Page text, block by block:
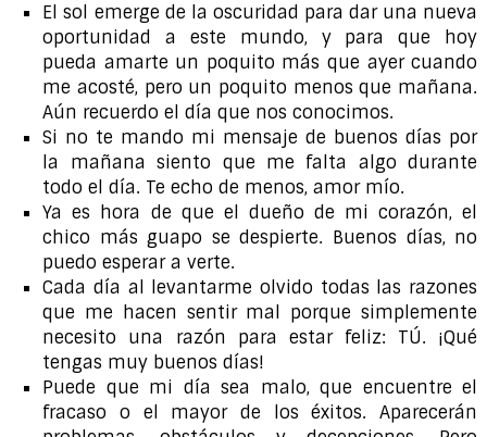
El sol emerge de la oscuridad para dar una nueva
oportunidad a este mundo, y para que hoy
pueda amarte un poquito más que ayer cuando
me acosté, pero un poquito menos que mañana.
Aún recuerdo el día que nos conocimos.
Si no te mando mi mensaje de buenos días por
la mañana siento que me falta algo durante
todo el día. Te echo de menos, amor mío.
Ya es hora de que el dueño de mi corazón, el
chico más guapo se despierte. Buenos días, no
puedo esperar a verte.
Cada día al levantarme olvido todas las razones
que me hacen sentir mal porque simplemente
necesito una razón para estar feliz: TÚ. ¡Qué
tengas muy buenos días!
Puede que mi día sea malo, que encuentre el
fracaso o el mayor de los éxitos. Aparecerán